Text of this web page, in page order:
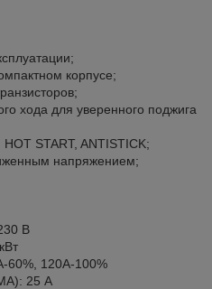
корпусе;
хода для уверенного поджига
START, ANTISTICK;
напряжением;
В
60%, 120А-100%
25 А